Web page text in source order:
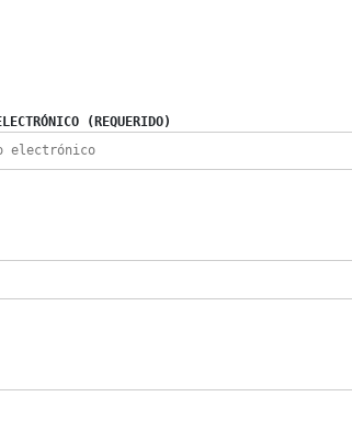
(REQUERIDO)